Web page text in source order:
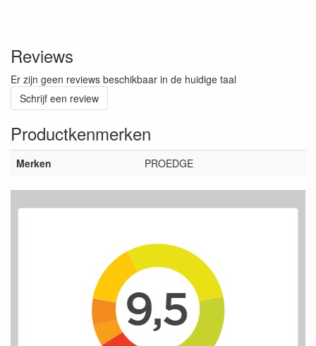
Reviews
Er zijn geen reviews beschikbaar in de huidige taal
Schrijf een review
Productkenmerken
Merken PROEDGE